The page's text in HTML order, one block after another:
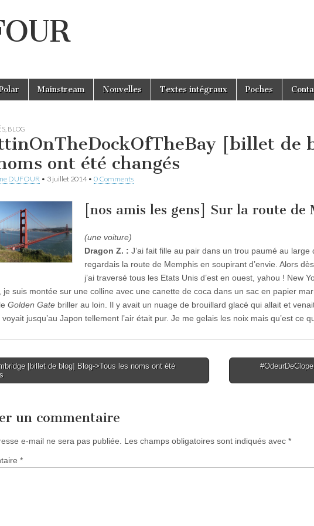
Mainstream Nouvelles Textes intégraux Poches
BLOG
[billet de
ont été changés
DUFOUR • 3 juillet 2014• 0 Comments
[nos amis les gens] Sur la route de
(une voiture)
Dragon Z. : J’ai fait fille au pair dans un trou paumé au
regardais la route de Memphis en soupirant d’envie. Alors
j’ai traversé tous les Etats Unis d’est en ouest, yahou ! New
je suis montée sur une colline avec une canette de coca dans un sac en papier
Golden Gate briller au loin. Il y avait un nuage de brouillard glacé qui allait et
jusqu’au Japon tellement l’air était pur. Je me gelais les noix mais qu’est ce
[billet de blog] Blog->Tous les noms ont été
un commentaire
e-mail ne sera pas publiée. Les champs obligatoires sont indiqués avec *
*